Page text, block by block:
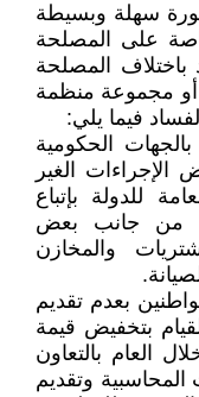
سهلة وبسيطة
على المصلحة
باختلاف المصلحة
أو مجموعة منظمة
فيما يلي:
الحكومية
الإجراءات الغير
للدولة بإتباع
من جانب بعض
والمخازن
بعدم تقديم
بتخفيض قيمة
العام بالتعاون
وتقديم